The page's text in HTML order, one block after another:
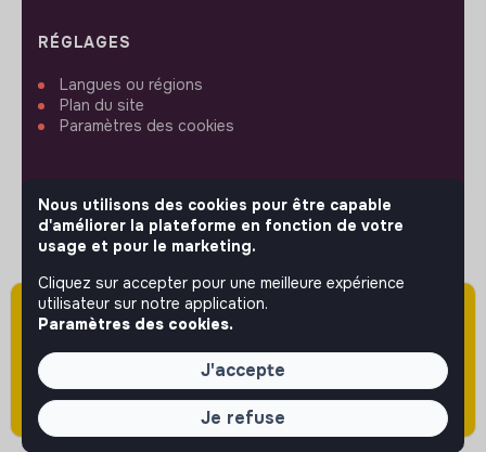
Attention cette annonce a été publiée il y a
plus de 60 jours (le 18/05/2026) et est sans
doute expirée ou non mise à jour.
RÉGLAGES
Langues ou régions
Plan du site
Paramètres des cookies
SUIVEZ-NOUS
© 2026 jobs that makesense.
Nous utilisons des cookies pour être capable
d'améliorer la plateforme en fonction de votre
usage et pour le marketing.
Cliquez sur accepter pour une meilleure expérience
utilisateur sur notre application.
Paramètres des cookies.
J'accepte
Je refuse